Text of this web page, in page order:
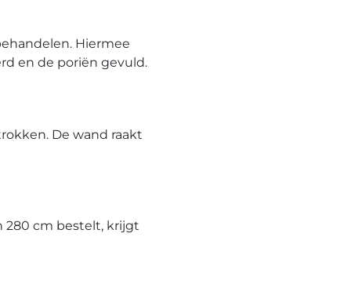
Hiermee
en de poriën gevuld.
De wand raakt
280 cm bestelt, krijgt